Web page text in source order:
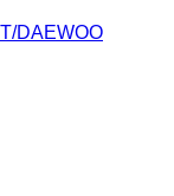
DAEWOO